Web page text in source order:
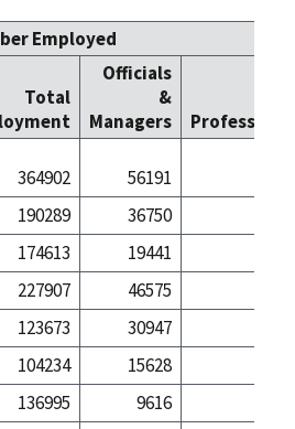
Employed
Total
Officials
&
Managers
364902 56191
190289 36750
174613 19441
227907 46575
123673 30947
104234 15628
136995 9616